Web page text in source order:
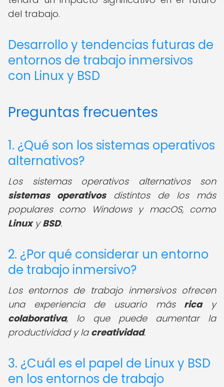
del trabajo.
Desarrollo y tendencias futuras de
entornos de trabajo inmersivos
con Linux y BSD
Preguntas frecuentes
1. ¿Qué son los sistemas operativos
alternativos?
Los sistemas operativos alternativos son
sistemas operativosdistintos de los más
populares como Windows y macOS, como
LinuxyBSD.
2. ¿Por qué considerar un entorno
de trabajo inmersivo?
Los entornos de trabajo inmersivos ofrecen
una experiencia de usuario más ricay
colaborativa, lo que puede aumentar la
productividad y la creatividad.
3. ¿Cuál es el papel de Linux y BSD
en los entornos de trabajo